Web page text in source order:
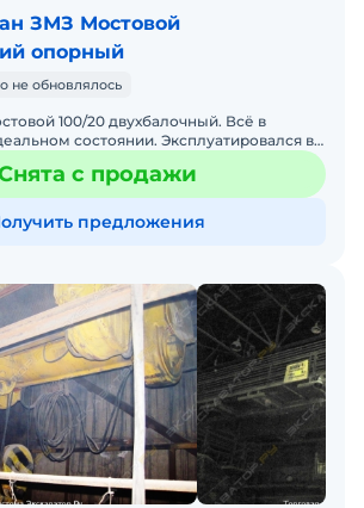
ЗМЗ Мостовой
опорный
не обновлялось
100/20 двухбалочный. Всё в
состоянии. Эксплуатировался в
не большие работы. Новый стои
с продажи
предложения